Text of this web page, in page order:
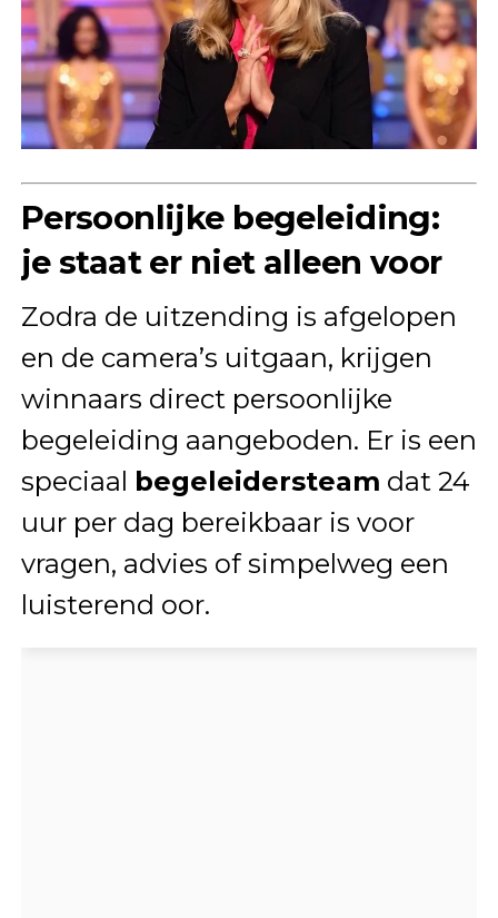
Persoonlijke begeleiding:
je staat er niet alleen voor
Zodra de uitzending is afgelopen
en de camera’s uitgaan, krijgen
winnaars direct persoonlijke
begeleiding aangeboden. Er is een
speciaal begeleidersteam dat 24
uur per dag bereikbaar is voor
vragen, advies of simpelweg een
luisterend oor.